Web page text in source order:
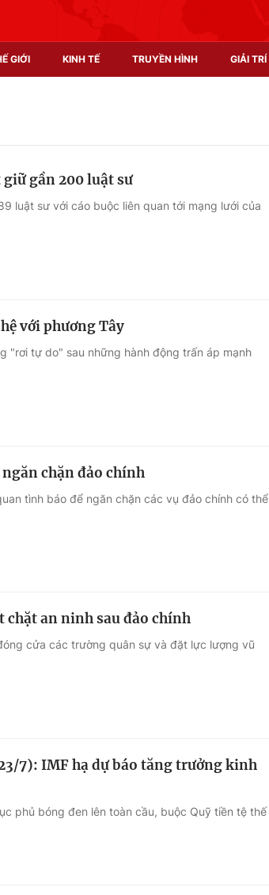
GIỚI KINH TẾ TRUYỀN HÌNH GIẢI TRÍ
sống
Tuyển sinh
Học trực tuyến
gần 200 luật sư
luật sư với cáo buộc liên quan tới mạng lưới của
với phương Tây
"rơi tự do" sau những hành động trấn áp mạnh
chặn đảo chính
tình báo để ngăn chặn các vụ đảo chính có thể
chặt an ninh sau đảo chính
cửa các trường quân sự và đặt lực lượng vũ
7): IMF hạ dự báo tăng trưởng kinh
phủ bóng đen lên toàn cầu, buộc Quỹ tiền tệ thế